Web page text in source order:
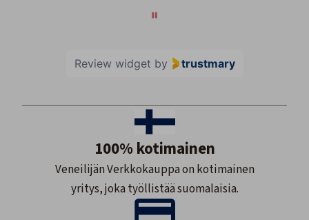
Review widget by trustmary
100% kotimainen
Veneilijän Verkkokauppa on kotimainen
yritys, joka työllistää suomalaisia.